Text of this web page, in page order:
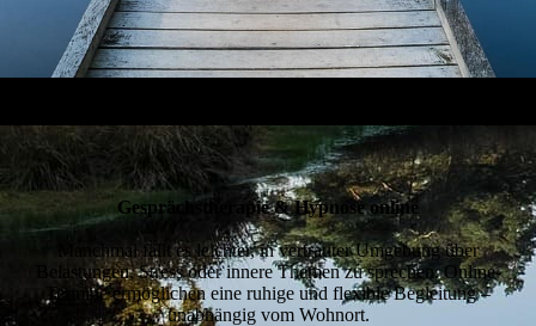
Gesprächstherapie & Hypnose online
Manchmal fällt es leichter, in vertrauter Umgebung über
Belastungen, Stress oder innere Themen zu sprechen. Online-
Termine ermöglichen eine ruhige und flexible Begleitung –
unabhängig vom Wohnort.